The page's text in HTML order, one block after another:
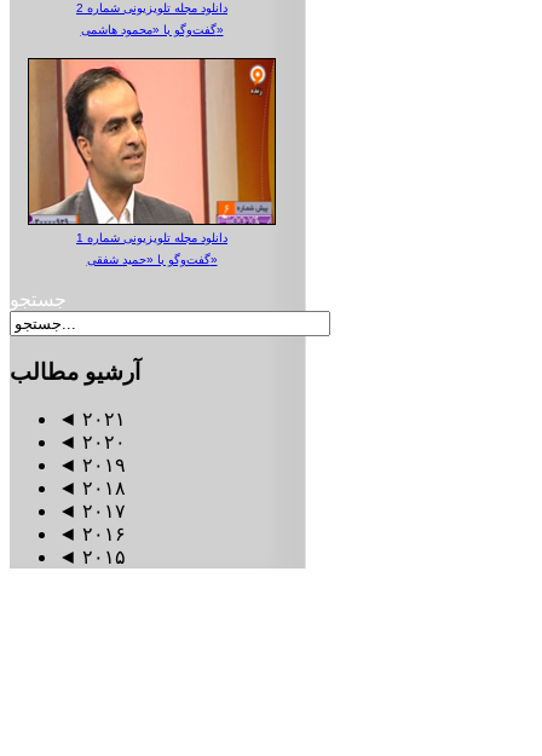
دانلود مجله تلویزیونی شماره 2
گفت‌وگو با «محمود هاشمی»
دانلود مجله تلویزیونی شماره 1
گفت‌وگو با «حمید شفقی»
جستجو
آرشیو مطالب
◄ ۲۰۲۱
◄ ۲۰۲۰
◄ ۲۰۱۹
◄ ۲۰۱۸
◄ ۲۰۱۷
◄ ۲۰۱۶
◄ ۲۰۱۵